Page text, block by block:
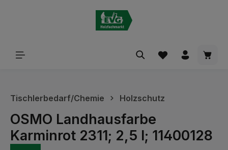
Tischlerbedarf/Chemie Holzschutz
OSMO Landhausfarbe
Karminrot 2311; 2,5 l; 11400128